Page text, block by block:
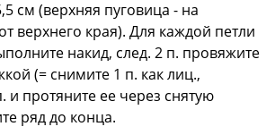
см (верхняя пуговица - на
верхнего края). Для каждой петли
накид, след. 2 п. провяжите
(= снимите 1 п. как лиц.,
и протяните ее через снятую
ряд до конца.